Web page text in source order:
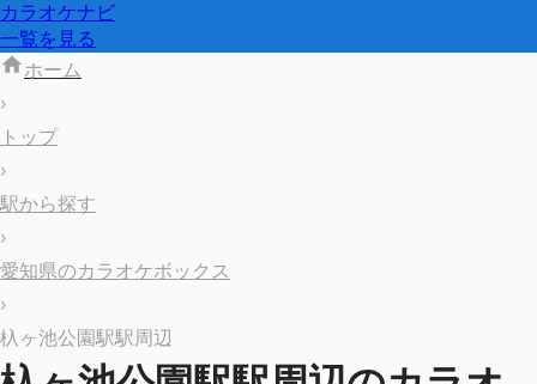
カラオケナビ
一覧を見る
ホーム
›
トップ
›
駅から探す
›
愛知県のカラオケボックス
›
杁ヶ池公園駅駅周辺